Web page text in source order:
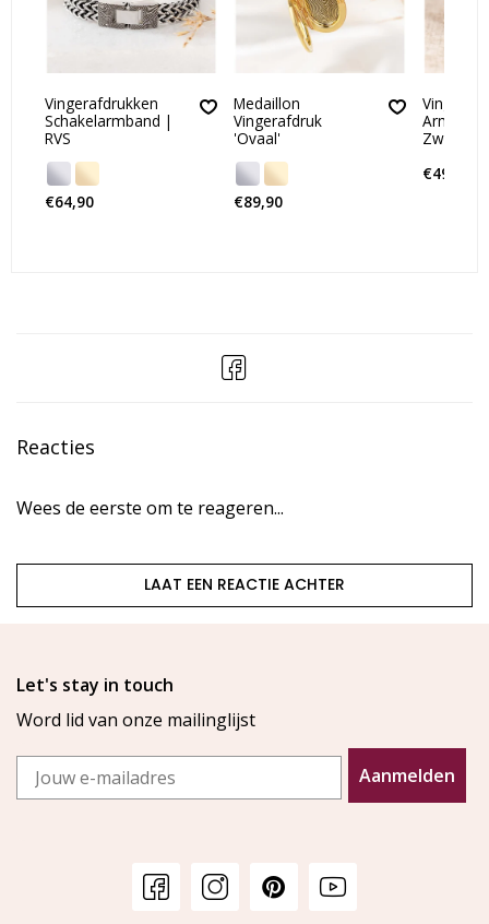
Vingerafdrukken
Schakelarmband |
RVS
€64,90
Medaillon
Vingerafdruk
'Ovaal'
€89,90
Zwart
€49,90
Reacties
Wees de eerste om te reageren...
LAAT EEN REACTIE ACHTER
Let's stay in touch
Word lid van onze mailinglijst
Email
Aanmelden